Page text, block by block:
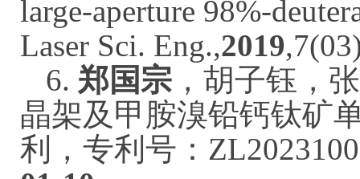
large-aperture 98%-
Laser Sci. Eng.,2019
6. 郑国宗 ，胡子钰，
晶架及甲胺溴铅钙钛矿
利，专利号：